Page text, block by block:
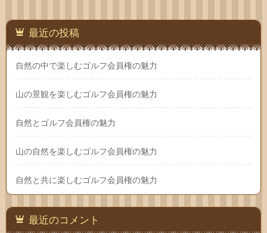
最近の投稿
自然の中で楽しむゴルフ会員権の魅力
山の景観を楽しむゴルフ会員権の魅力
自然とゴルフ会員権の魅力
山の自然を楽しむゴルフ会員権の魅力
自然と共に楽しむゴルフ会員権の魅力
最近のコメント